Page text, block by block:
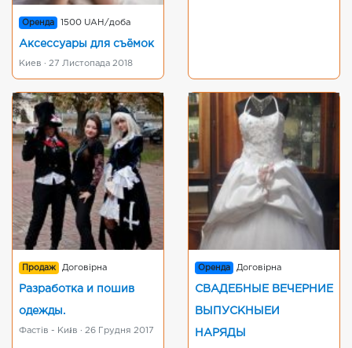
Оренда 1500 UAH/доба
Аксессуары для съёмок
Киев · 27 Листопада 2018
Продаж Договірна
Разработка и пошив
одежды.
Фастів - Ки៛в · 26 Грудня 2017
Оренда Договірна
СВАДЕБНЫЕ ВЕЧЕРНИЕ
ВЫПУСКНЫЕИ
НАРЯДЫ